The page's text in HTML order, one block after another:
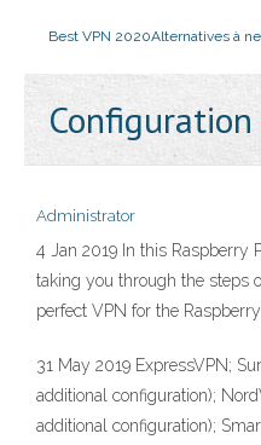
Best VPN 2020Alternatives à
Administrator
4 Jan 2019 In this Raspberry
taking you through the steps
perfect VPN for the Raspberry
31 May 2019 ExpressVPN;
additional configuration);
additional configuration);